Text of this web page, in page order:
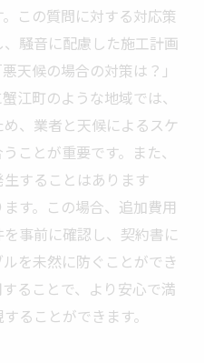
この質問に対する対応策
騒音に配慮した施工計画
天候の場合の対策は？」
江町のような地域では、
、業者と天候によるスケ
ことが重要です。また、
生することはあります
す。この場合、追加費用
事前に確認し、契約書に
を未然に防ぐことができ
ることで、より安心で満
ることができます。